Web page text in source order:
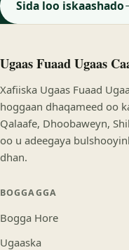
Sida loo iskaashado
Ugaas Fuaad Ugaas
Xafiiska Ugaas Fuaad
hoggaan dhaqameed oo
Qalaafe, Dhoobaweyn,
oo u adeegaya
dhan.
BOGGAGGA
Bogga Hore
Ugaaska